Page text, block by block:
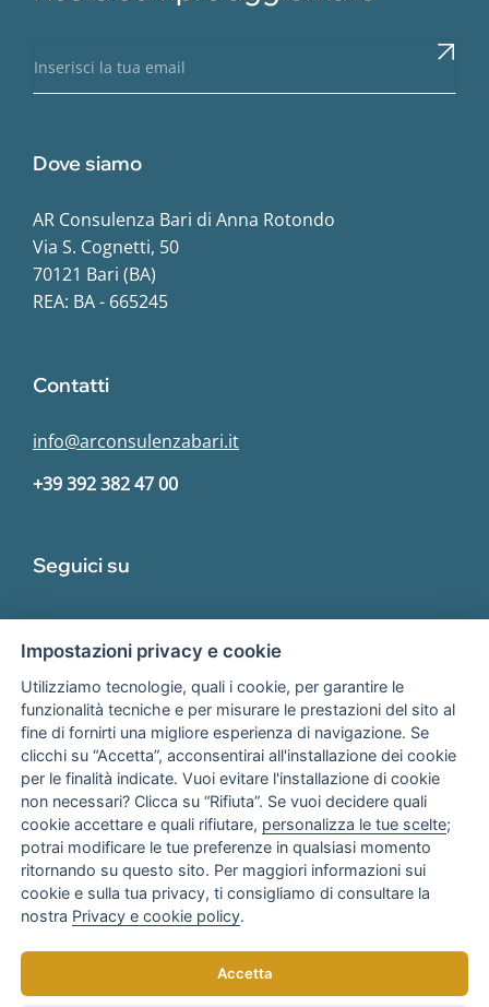
Dove siamo
AR Consulenza Bari di Anna Rotondo
Via S. Cognetti, 50
70121 Bari (BA)
REA: BA - 665245
Contatti
+39 392 382 47 00
info@arconsulenzabari.it
Seguici su
Associato
AR Consulenza Bari
Impostazioni privacy e cookie
Utilizziamo tecnologie, quali i cookie, per garantire le
funzionalità tecniche e per misurare le prestazioni del sito al
fine di fornirti una migliore esperienza di navigazione. Se
clicchi su “Accetta”, acconsentirai all'installazione dei cookie
per le finalità indicate. Vuoi evitare l'installazione di cookie
non necessari? Clicca su “Rifiuta”. Se vuoi decidere quali
cookie accettare e quali rifiutare, personalizza le tue scelte;
potrai modificare le tue preferenze in qualsiasi momento
ritornando su questo sito. Per maggiori informazioni sui
cookie e sulla tua privacy, ti consigliamo di consultare la
nostra Privacy e cookie policy.
Accetta